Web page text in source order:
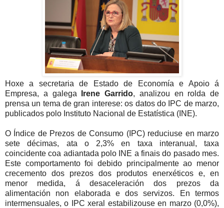
Hoxe a secretaria de Estado de Economía e Apoio á
Empresa, a galega
Irene Garrido, analizou en rolda de
prensa un tema de gran interese: os datos do IPC de marzo,
publicados polo Instituto Nacional de Estatística (INE).
O Índice de Prezos de Consumo (IPC) reduciuse en marzo
sete décimas, ata o 2,3% en taxa interanual, taxa
coincidente coa adiantada polo INE a finais do pasado mes.
Este comportamento foi debido principalmente ao menor
crecemento dos prezos dos produtos enerxéticos e, en
menor medida, á desaceleración dos prezos da
alimentación non elaborada e dos servizos. En termos
intermensuales, o IPC xeral estabilizouse en marzo (0,0%),